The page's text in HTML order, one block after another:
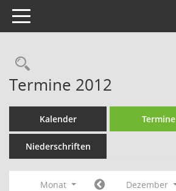
Toggle navigation
Rechercheauswahl
Termine 2012
Kalender Termine
Niederschriften
Monat Dezember